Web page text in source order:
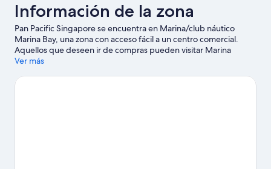
Información de la zona
Pan Pacific Singapore se encuentra en Marina/club náutico
Marina Bay, una zona con acceso fácil a un centro comercial.
Aquellos que deseen ir de compras pueden visitar Marina
Square y Suntec City, mientras que quienes quieran conocer los
la Bahía y Jardín Botánico de Singapur. ¿Viajas con niños? No te
Ver más